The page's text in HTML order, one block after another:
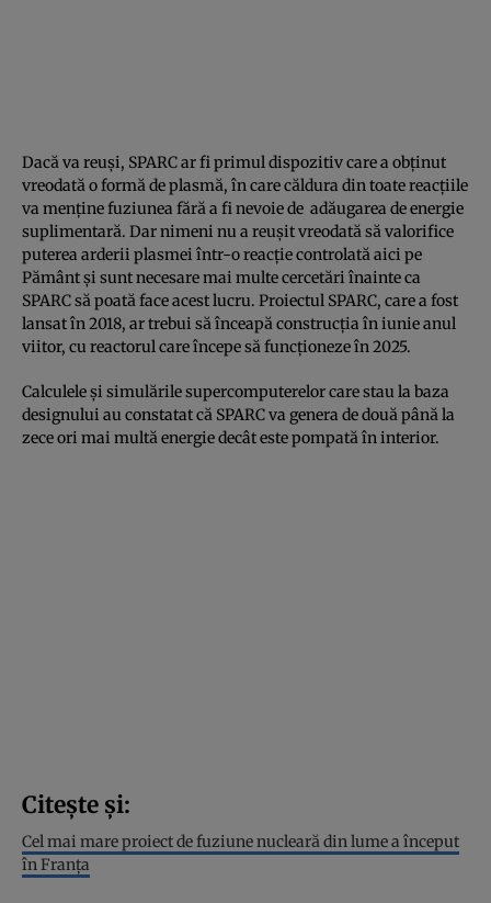
Dacă va reuși, SPARC ar fi primul dispozitiv care a obținut
vreodată o formă de plasmă, în care căldura din toate reacțiile
va menține fuziunea fără a fi nevoie de adăugarea de energie
suplimentară. Dar nimeni nu a reușit vreodată să valorifice
puterea arderii plasmei într-o reacție controlată aici pe
Pământ și sunt necesare mai multe cercetări înainte ca
SPARC să poată face acest lucru. Proiectul SPARC, care a fost
lansat în 2018, ar trebui să înceapă construcția în iunie anul
viitor, cu reactorul care începe să funcționeze în 2025.
Calculele și simulările supercomputerelor care stau la baza
designului au constatat că SPARC va genera de două până la
zece ori mai multă energie decât este pompată în interior.
Citește și:
Cel mai mare proiect de fuziune nucleară din lume a început
în Franța